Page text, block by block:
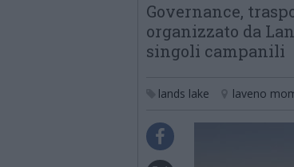
Governance,
organizzato da
singoli campanili
lands lake laveno